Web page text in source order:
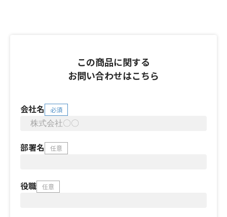
この商品に関する
お問い合わせはこちら
会社名 必須
部署名 任意
役職 任意